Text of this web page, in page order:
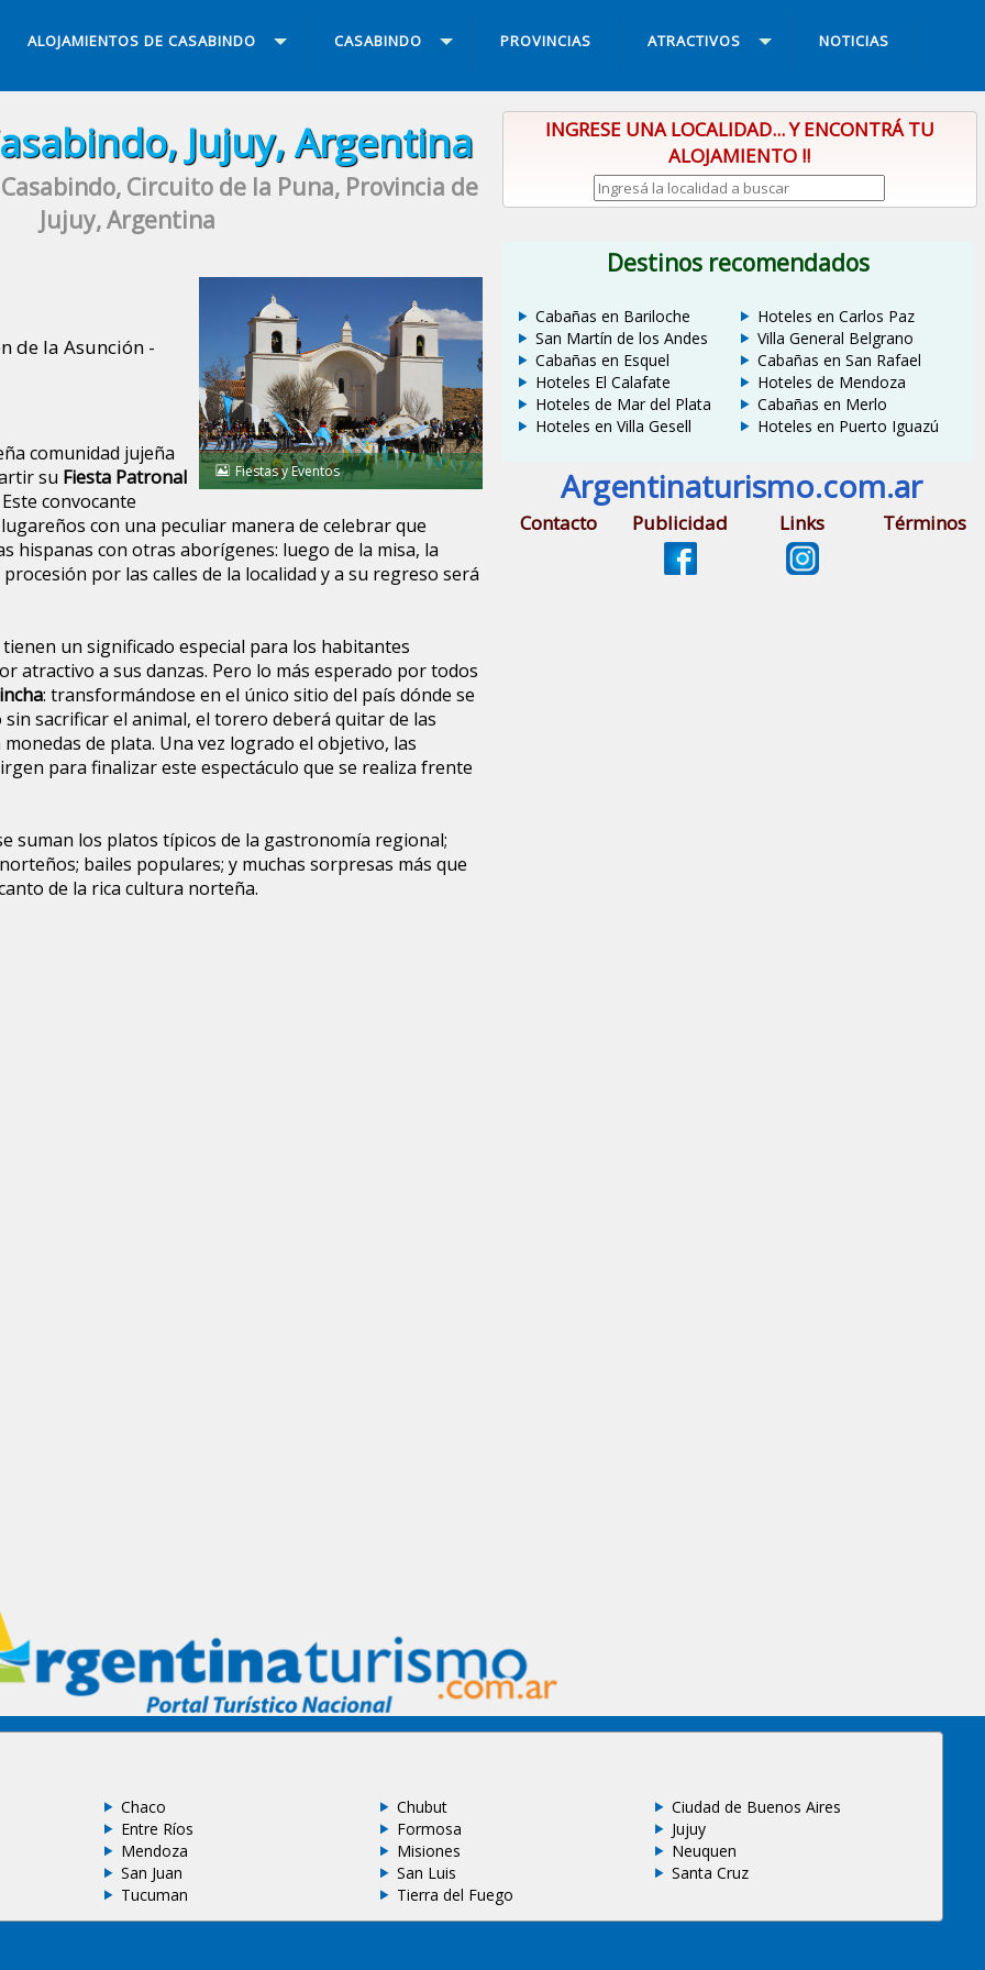
ALOJAMIENTOS DE CASABINDO CASABINDO PROVINCIAS ATRACTIVOS NOTICIAS
Jujuy, Argentina
Circuito de la Puna, Provincia de
Jujuy, Argentina
Fiestas y Eventos
de la Asunción -
comunidad jujeña
su Fiesta Patronal
Este convocante
con una peculiar manera de celebrar que
hispanas con otras aborígenes: luego de la misa, la
por las calles de la localidad y a su regreso será
un significado especial para los habitantes
atractivo a sus danzas. Pero lo más esperado por todos
: transformándose en el único sitio del país dónde se
sacrificar el animal, el torero deberá quitar de las
de plata. Una vez logrado el objetivo, las
para finalizar este espectáculo que se realiza frente
suman los platos típicos de la gastronomía regional;
bailes populares; y muchas sorpresas más que
de la rica cultura norteña.
INGRESE UNA LOCALIDAD... Y ENCONTRÁ TU
ALOJAMIENTO !!
Destinos recomendados
Cabañas en Bariloche
San Martín de los Andes
Cabañas en Esquel
Hoteles El Calafate
Hoteles de Mar del Plata
Hoteles en Villa Gesell
Hoteles en Carlos Paz
Villa General Belgrano
Cabañas en San Rafael
Hoteles de Mendoza
Cabañas en Merlo
Hoteles en Puerto Iguazú
Argentinaturismo.com.ar
Contacto Publicidad Links Términos
Chaco Chubut
Ciudad de Buenos Aires
Entre Ríos Formosa
Jujuy
Mendoza Misiones
Neuquen
San Juan San Luis
Santa Cruz
Tucuman Tierra del Fuego